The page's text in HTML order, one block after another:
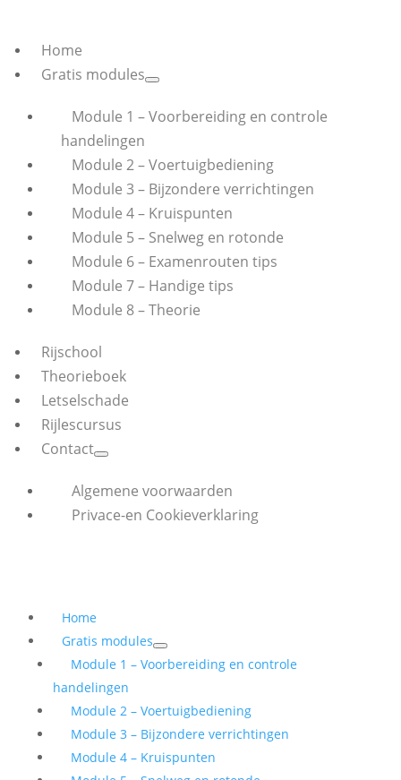
Home
Gratis modules
Module 1 – Voorbereiding en controle
handelingen
Module 2 – Voertuigbediening
Module 3 – Bijzondere verrichtingen
Module 4 – Kruispunten
Module 5 – Snelweg en rotonde
Module 6 – Examenrouten tips
Module 7 – Handige tips
Module 8 – Theorie
Rijschool
Theorieboek
Letselschade
Rijlescursus
Contact
Algemene voorwaarden
Privace-en Cookieverklaring
Home
Gratis modules
Module 1 – Voorbereiding en controle
handelingen
Module 2 – Voertuigbediening
Module 3 – Bijzondere verrichtingen
Module 4 – Kruispunten